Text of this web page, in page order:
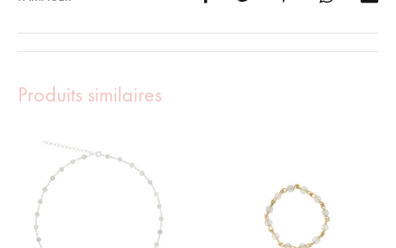
Produits similaires